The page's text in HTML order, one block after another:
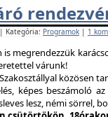
Kategória: Programok | 1
megrendezzük
várunk!
közösen
képes beszámoló
lesz, némi sörrel,